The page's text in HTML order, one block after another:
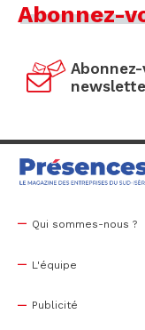
Abonnez-
Qui sommes-nous ?
L'équipe
Publicité